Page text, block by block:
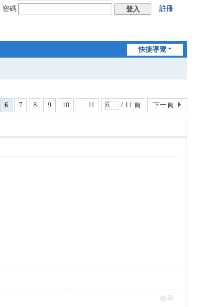
密碼
登入 註冊
快捷導覽
6 7 8 9 10 ... 11 / 11 頁 下一頁
檢舉